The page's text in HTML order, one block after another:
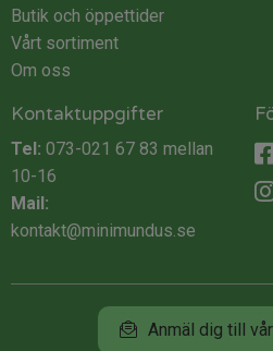
Butik och öppettider
Vårt sortiment
Om oss
Kontaktuppgifter
Tel: 073-021 67 83 mellan
10-16
Mail:
kontakt@minimundus.se
Anmäl dig till